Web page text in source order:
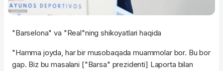
"Barselona" va "Real"ning shikoyatlari haqida
"Hamma joyda, har bir musobaqada muammolar bor. Bu bor
gap. Biz bu masalani ["Barsa" prezidenti] Laporta bilan